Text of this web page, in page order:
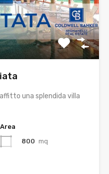
una splendida villa
Area
800 mq